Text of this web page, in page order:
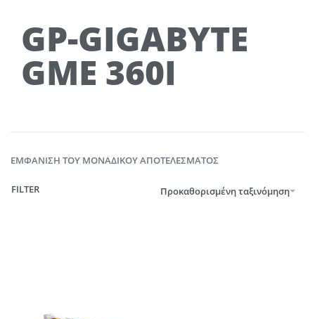
GP-GIGABYTE
GME 360I
ΕΜΦΆΝΙΣΗ ΤΟΥ ΜΟΝΑΔΙΚΟΎ ΑΠΟΤΕΛΈΣΜΑΤΟΣ
Προκαθορισμένη ταξινόμηση
FILTER